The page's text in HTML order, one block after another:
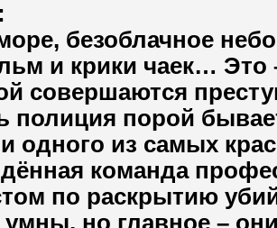
безоблачное
и крики чаек…
совершаются
полиция порой
одного из самых
команда
по раскрытию
но главное –